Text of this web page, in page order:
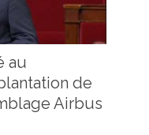
au
de
Airbus